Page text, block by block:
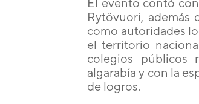
Rytövuori, además
como autoridades
el territorio
colegios públicos
algarabía y con la
de logros.